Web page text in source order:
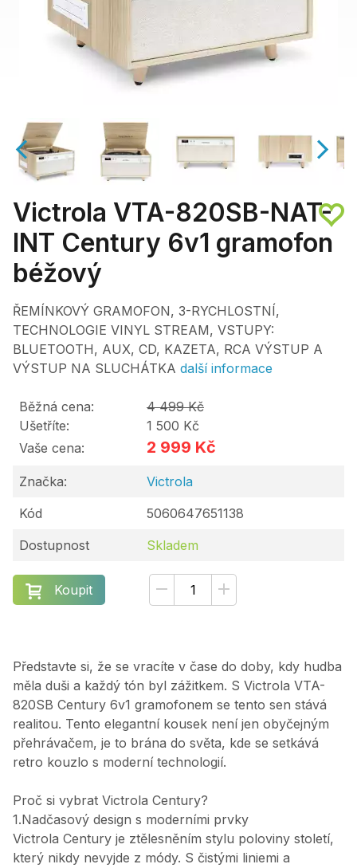
Victrola VTA-820SB-NAT-
INT Century 6v1 gramofon
béžový
ŘEMÍNKOVÝ GRAMOFON, 3-RYCHLOSTNÍ,
TECHNOLOGIE VINYL STREAM, VSTUPY:
BLUETOOTH, AUX, CD, KAZETA, RCA VÝSTUP A
VÝSTUP NA SLUCHÁTKA další informace
Běžná cena:
4 499 Kč
Ušetříte:
1 500 Kč
Vaše cena:
2 999 Kč
Značka:
Victrola
Kód
5060647651138
Dostupnost
Skladem
Koupit
Představte si, že se vracíte v čase do doby, kdy hudba
měla duši a každý tón byl zážitkem. S Victrola VTA-
820SB Century 6v1 gramofonem se tento sen stává
realitou. Tento elegantní kousek není jen obyčejným
přehrávačem, je to brána do světa, kde se setkává
retro kouzlo s moderní technologií.
Proč si vybrat Victrola Century?
1.Nadčasový design s moderními prvky
Victrola Century je ztělesněním stylu poloviny století,
který nikdy nevyjde z módy. S čistými liniemi a